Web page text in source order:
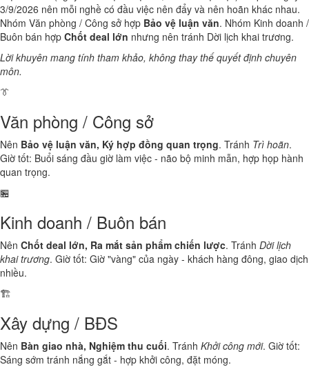
3/9/2026 nên mỗi nghề có đầu việc nên đẩy và nên hoãn khác nhau.
Nhóm Văn phòng / Công sở hợp Bảo vệ luận văn. Nhóm Kinh doanh /
Buôn bán hợp Chốt deal lớn nhưng nên tránh Dời lịch khai trương.
Lời khuyên mang tính tham khảo, không thay thế quyết định chuyên
môn.
👔
Văn phòng / Công sở
Nên Bảo vệ luận văn, Ký hợp đồng quan trọng. Tránh Trì hoãn.
Giờ tốt: Buổi sáng đầu giờ làm việc - não bộ minh mẫn, hợp họp hành
quan trọng.
🏪
Kinh doanh / Buôn bán
Nên Chốt deal lớn, Ra mắt sản phẩm chiến lược. Tránh Dời lịch
khai trương. Giờ tốt: Giờ "vàng" của ngày - khách hàng đông, giao dịch
nhiều.
🏗️
Xây dựng / BĐS
Nên Bàn giao nhà, Nghiệm thu cuối. Tránh Khởi công mới. Giờ tốt:
Sáng sớm tránh nắng gắt - hợp khởi công, đặt móng.